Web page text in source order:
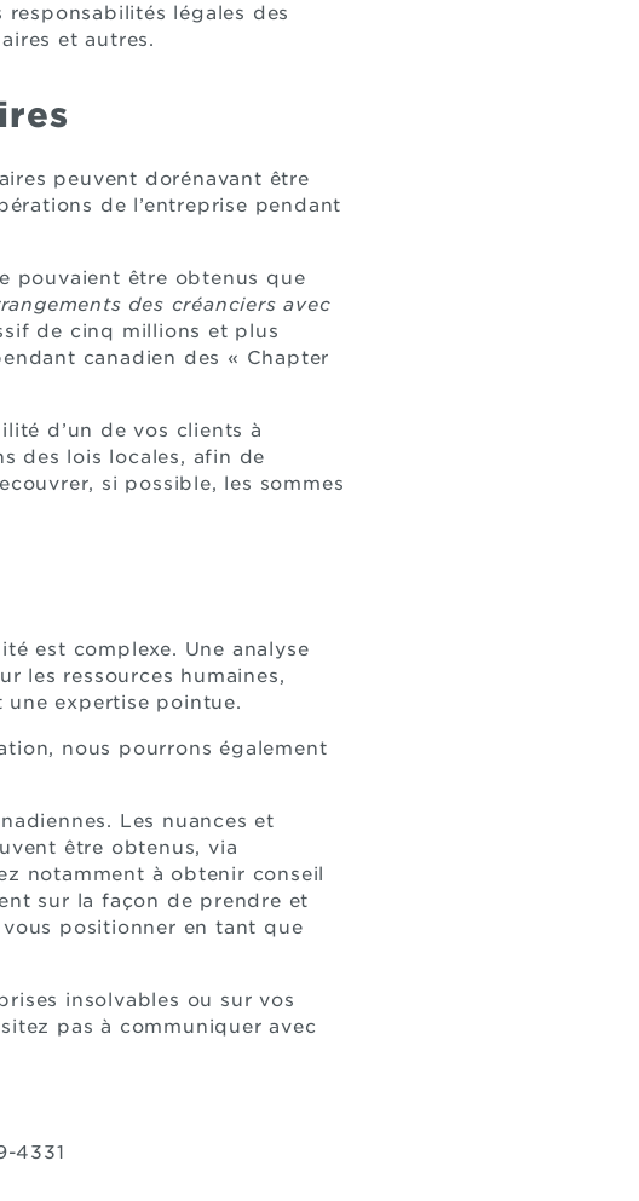
légales des
et autres.
peuvent dorénavant être
de l’entreprise pendant
pouvaient être obtenus que
des créanciers avec
de cinq millions et plus
canadien des « Chapter
d’un de vos clients à
des lois locales, afin de
si possible, les sommes
est complexe. Une analyse
les ressources humaines,
expertise pointue.
nous pourrons également
Les nuances et
être obtenus, via
notamment à obtenir conseil
sur la façon de prendre et
positionner en tant que
insolvables ou sur vos
pas à communiquer avec
4331